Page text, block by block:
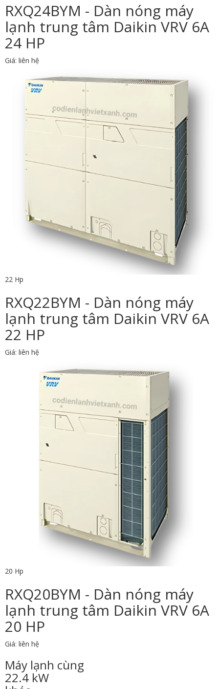
RXQ24BYM - Dàn nóng máy
lạnh trung tâm Daikin VRV 6A
24 HP
Giá: liên hệ
22 Hp
RXQ22BYM - Dàn nóng máy
lạnh trung tâm Daikin VRV 6A
22 HP
Giá: liên hệ
20 Hp
RXQ20BYM - Dàn nóng máy
lạnh trung tâm Daikin VRV 6A
20 HP
Giá: liên hệ
Máy lạnh cùng
22.4 kW